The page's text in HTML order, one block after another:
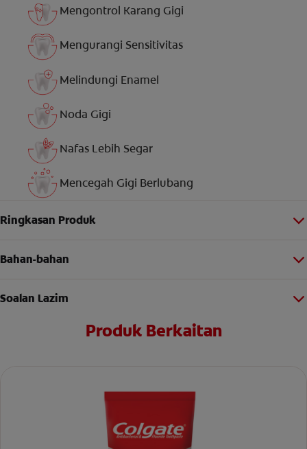
Mengontrol Karang Gigi
Mengurangi Sensitivitas
Melindungi Enamel
Noda Gigi
Nafas Lebih Segar
Mencegah Gigi Berlubang
Ringkasan Produk
Bahan-bahan
Soalan Lazim
Produk Berkaitan